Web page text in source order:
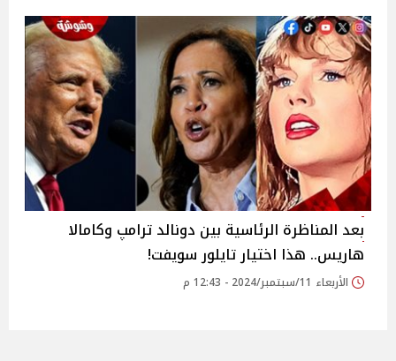
بعد المناظرة الرئاسية بين دونالد ترامپ وكامالا
هاريس.. هذا اختيار تايلور سويفت!
الأربعاء 11/سبتمبر/2024 - 12:43 م